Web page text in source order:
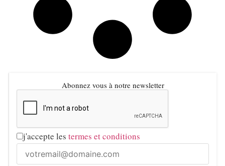
Abonnez vous à notre newsletter
j'accepte les termes et conditions